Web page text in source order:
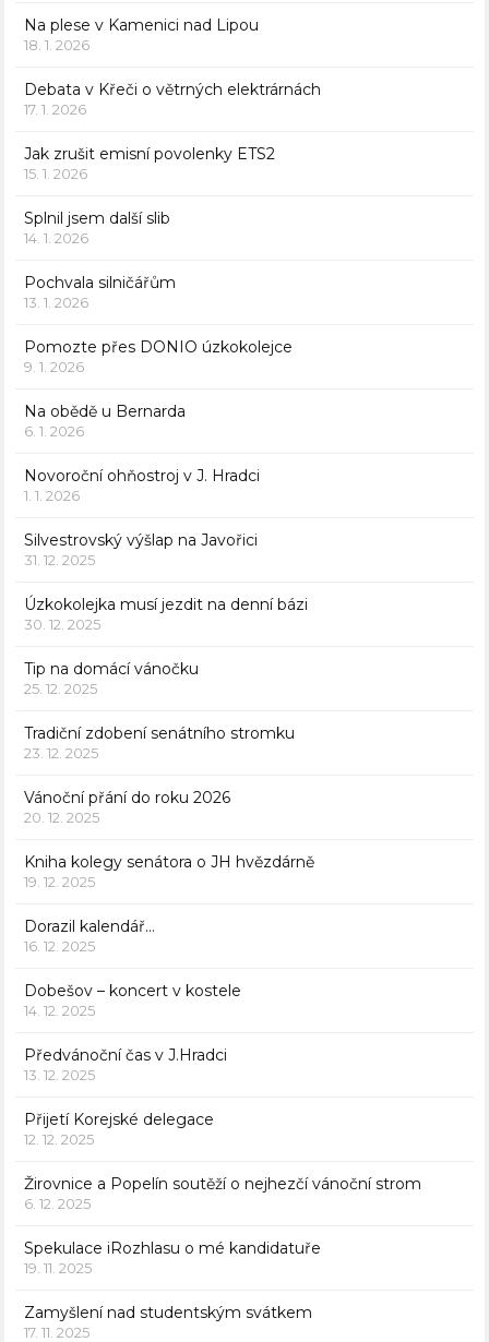
Na plese v Kamenici nad Lipou
18. 1. 2026
Debata v Křeči o větrných elektrárnách
17. 1. 2026
Jak zrušit emisní povolenky ETS2
15. 1. 2026
Splnil jsem další slib
14. 1. 2026
Pochvala silničářům
13. 1. 2026
Pomozte přes DONIO úzkokolejce
9. 1. 2026
Na obědě u Bernarda
6. 1. 2026
Novoroční ohňostroj v J. Hradci
1. 1. 2026
Silvestrovský výšlap na Javořici
31. 12. 2025
Úzkokolejka musí jezdit na denní bázi
30. 12. 2025
Tip na domácí vánočku
25. 12. 2025
Tradiční zdobení senátního stromku
23. 12. 2025
Vánoční přání do roku 2026
20. 12. 2025
Kniha kolegy senátora o JH hvězdárně
19. 12. 2025
Dorazil kalendář…
16. 12. 2025
Dobešov – koncert v kostele
14. 12. 2025
Předvánoční čas v J.Hradci
13. 12. 2025
Přijetí Korejské delegace
12. 12. 2025
Žirovnice a Popelín soutěží o nejhezčí vánoční strom
6. 12. 2025
Spekulace iRozhlasu o mé kandidatuře
19. 11. 2025
Zamyšlení nad studentským svátkem
17. 11. 2025